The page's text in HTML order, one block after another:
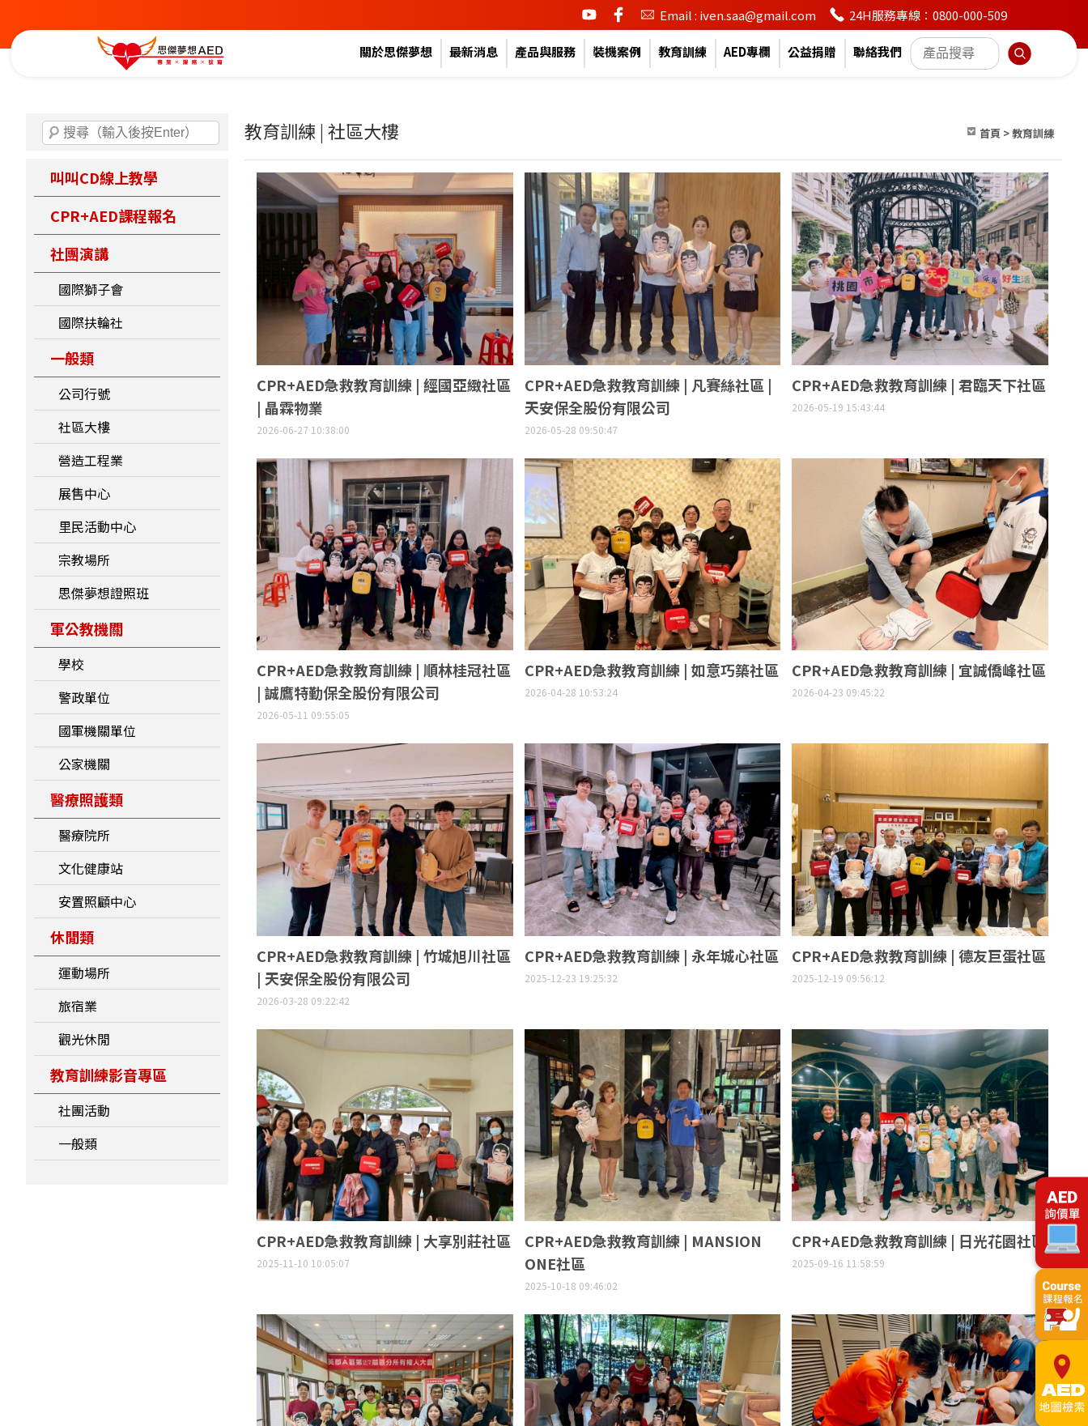
youtubefacebookEmail : iven.saa@gmail.com 24H服務專線：0800-000-509
關於思傑夢想 最新消息 產品與服務 裝機案例 教育訓練 AED專欄 公益捐贈 聯絡我們
叫叫CD線上教學
CPR+AED課程報名
社團演講
國際獅子會
國際扶輪社
一般類
公司行號
社區大樓
營造工程業
展售中心
里民活動中心
宗教場所
思傑夢想證照班
軍公教機關
學校
警政單位
國軍機關單位
公家機關
醫療照護類
醫療院所
文化健康站
安置照顧中心
休閒類
運動場所
旅宿業
觀光休閒
教育訓練影音專區
社團活動
一般類
教育訓練 | 社區大樓 首頁 >教育訓練
CPR+AED急救教育訓練 | 經國亞緻社區
| 晶霖物業
2026-06-27 10:38:00
CPR+AED急救教育訓練 | 凡賽絲社區 |
天安保全股份有限公司
2026-05-28 09:50:47
CPR+AED急救教育訓練 | 君臨天下社區
2026-05-19 15:43:44
CPR+AED急救教育訓練 | 順林桂冠社區
| 誠鷹特勤保全股份有限公司
2026-05-11 09:55:05
CPR+AED急救教育訓練 | 如意巧築社區
2026-04-28 10:53:24
CPR+AED急救教育訓練 | 宜誠僑峰社區
2026-04-23 09:45:22
CPR+AED急救教育訓練 | 竹城旭川社區
| 天安保全股份有限公司
2026-03-28 09:22:42
CPR+AED急救教育訓練 | 永年城心社區
2025-12-23 19:25:32
CPR+AED急救教育訓練 | 德友巨蛋社區
2025-12-19 09:56:12
CPR+AED急救教育訓練 | 大享別莊社區
2025-11-10 10:05:07
CPR+AED急救教育訓練 | MANSION
ONE社區
2025-10-18 09:46:02
CPR+AED急救教育訓練 | 日光花園社區
2025-09-16 11:58:59